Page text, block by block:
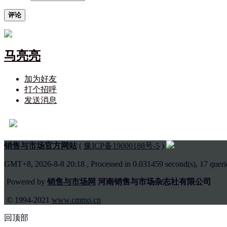
评论
马亮亮
加为好友
打个招呼
发送消息
销售与市场官方网站 ( 豫ICP备19000188号-5 )
GMT+8, 2026-8-8 20:18 , Processed in 0.031459 second(s), 17
Powered by 销售与市场网 河南销售与市场杂志社有限公司
© 1994-2021 www.cmmo.cn
回顶部